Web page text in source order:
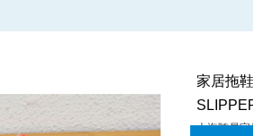
家居拖
上海随易